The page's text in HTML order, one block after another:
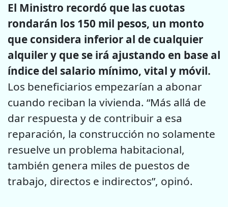
El Ministro recordó que las cuotas
rondarán los 150 mil pesos, un monto
que considera inferior al de cualquier
alquiler y que se irá ajustando en base al
índice del salario mínimo, vital y móvil.
Los beneficiarios empezarían a abonar
cuando reciban la vivienda. “Más allá de
dar respuesta y de contribuir a esa
reparación, la construcción no solamente
resuelve un problema habitacional,
también genera miles de puestos de
trabajo, directos e indirectos”, opinó.